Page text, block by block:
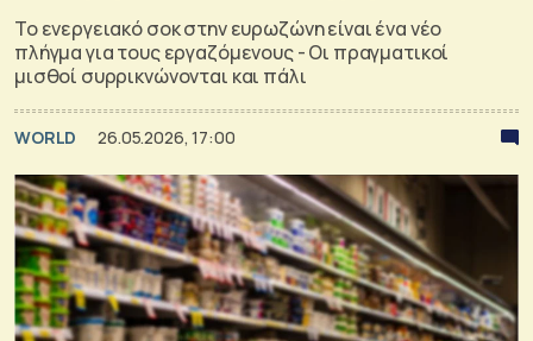
Το ενεργειακό σοκ στην ευρωζώνη είναι ένα νέο
πλήγμα για τους εργαζόμενους - Οι πραγματικοί
μισθοί συρρικνώνονται και πάλι
WORLD 26.05.2026, 17:00